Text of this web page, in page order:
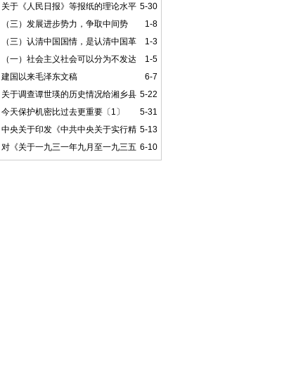
方针*
5-30
关于《人民日报》等报纸的理论水平
的批语〔1〕
1-8
（三）发展进步势力，争取中间势
力，孤立顽固势力
1-3
（三）认清中国国情，是认清中国革
命一切问题的基本依据
1-5
（一）社会主义社会可以分为不发达
和比较发达两个阶段
6-7
建国以来毛泽东文稿
5-22
关于调查谭世瑛的历史情况给湘乡县
委的信和给谭世瑛的复信
5-31
今天保护机密比过去更重要〔1〕
5-13
中央关于印发《中共中央关于实行精
兵简政、增产节约、反对贪污、反对浪费
和反对官僚主义的决定》的通知和毛泽东
6-10
对《关于一九三一年九月至一九三五